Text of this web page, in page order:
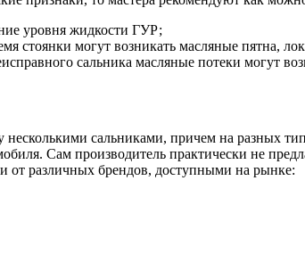
уровня жидкости ГУР;
стоянки могут возникать масляные пятна,
сальника масляные потеки могут
несколькими сальниками, причем на разных
Сам производитель практически не
от различных брендов, доступными на рынке: